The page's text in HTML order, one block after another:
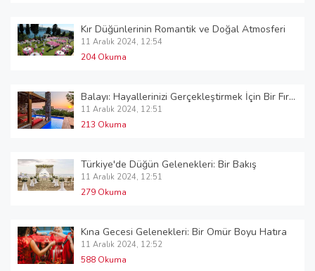
Kır Düğünlerinin Romantik ve Doğal Atmosferi
11 Aralık 2024, 12:54
204 Okuma
Balayı: Hayallerinizi Gerçekleştirmek İçin Bir Fırsat
11 Aralık 2024, 12:51
213 Okuma
Türkiye'de Düğün Gelenekleri: Bir Bakış
11 Aralık 2024, 12:51
279 Okuma
Kına Gecesi Gelenekleri: Bir Ömür Boyu Hatıra
11 Aralık 2024, 12:52
588 Okuma